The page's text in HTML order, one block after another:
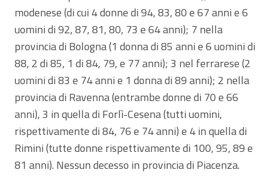
modenese (di cui 4 donne di 94, 83, 80 e 67 anni e 6
uomini di 92, 87, 81, 80, 73 e 64 anni); 7 nella
provincia di Bologna (1 donna di 85 anni e 6 uomini di
88, 2 di 85, 1 di 84, 79, e 77 anni); 3 nel ferrarese (2
uomini di 83 e 74 anni e 1 donna di 89 anni); 2 nella
provincia di Ravenna (entrambe donne di 70 e 66
anni), 3 in quella di Forlì-Cesena (tutti uomini,
rispettivamente di 84, 76 e 74 anni) e 4 in quella di
Rimini (tutte donne rispettivamente di 100, 95, 89 e
81 anni). Nessun decesso in provincia di Piacenza.